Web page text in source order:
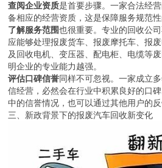
查阅企业资质是首要步骤。一家合法经
备相应的经营资质，这是保障服务规范性
了解服务范围也很重要。专业的回收公
应能够处理报废货车、报废摩托车、报
及回收电机、变压器、配电柜、电缆等
明企业的专业能力越强。
评估口碑信誉同样不可忽视。一家成立
信经营，必然会在行业中积累良好的口
中的信誉情况，也可以通过其他用户的反
三、新政背景下的报废汽车回收新变化